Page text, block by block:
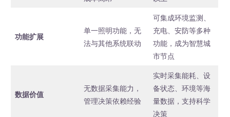
功能扩展
单一照明功能，无
法与其他系统联动
可集成环境监测、
充电、安防等多种
功能，成为智慧城
市节点
数据价值
无数据采集能力，
管理决策依赖经验
实时采集能耗、设
备状态、环境等海
量数据，支持科学
决策